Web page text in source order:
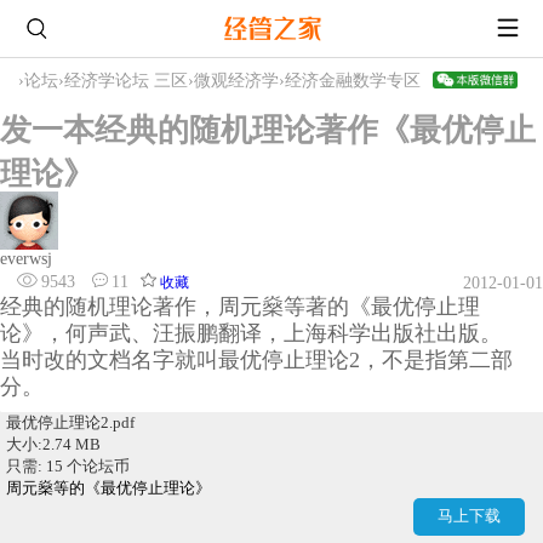
›论坛›经济学论坛 三区 ›微观经济学›经济金融数学专区
发一本经典的随机理论著作《最优停止
理论》
everwsj
9543
11 收藏 2012-01-01
经典的随机理论著作，周元燊等著的《最优停止理
论》，何声武、汪振鹏翻译，上海科学出版社出版。
当时改的文档名字就叫最优停止理论2，不是指第二部
分。
最优停止理论2.pdf
大小:2.74 MB
只需: 15 个论坛币
马上下载
周元燊等的《最优停止理论》